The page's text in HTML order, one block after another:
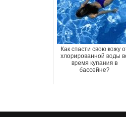
Как спасти свою кожу
хлорированной воды
время купания в
бассейне?